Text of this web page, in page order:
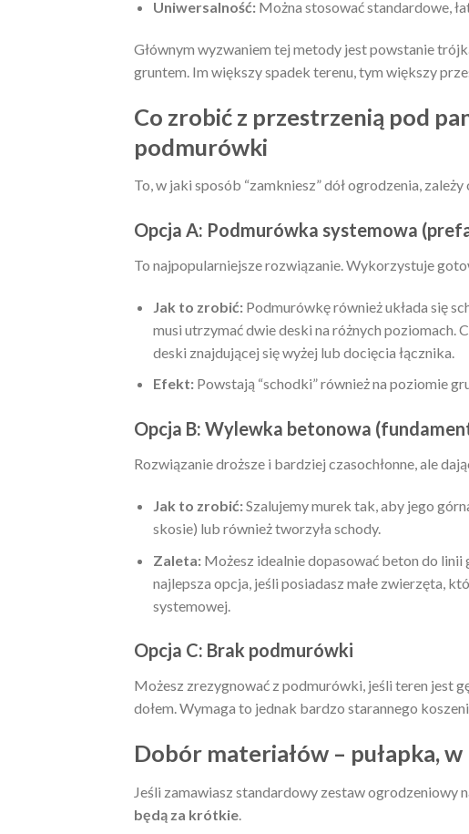
Uniwersalność:Można stosować standardowe,
Głównym wyzwaniem tej metody jest powstanie
gruntem. Im większy spadek terenu, tym większy
Co zrobić z przestrzenią pod
podmurówki
To, w jaki sposób “zamkniesz” dół ogrodzenia,
Opcja A: Podmurówka systemowa
To najpopularniejsze rozwiązanie. Wykorzystuje
Jak to zrobić:Podmurówkę również układa się
musi utrzymać dwie deski na różnych poziomach.
deski znajdującej się wyżej lub docięcia łącznika.
Efekt:Powstają “schodki” również na poziomie
Opcja B: Wylewka betonowa
Rozwiązanie droższe i bardziej czasochłonne, ale
Jak to zrobić:Szalujemy murek tak, aby jego
skosie) lub również tworzyła schody.
Zaleta:Możesz idealnie dopasować beton do linii
najlepsza opcja, jeśli posiadasz małe zwierzęta,
systemowej.
Opcja C: Brak podmurówki
Możesz zrezygnować z podmurówki, jeśli teren jest
dołem. Wymaga to jednak bardzo starannego
Dobór materiałów – pułapka,
Jeśli zamawiasz standardowy zestaw ogrodzeniowy
będą za krótkie.